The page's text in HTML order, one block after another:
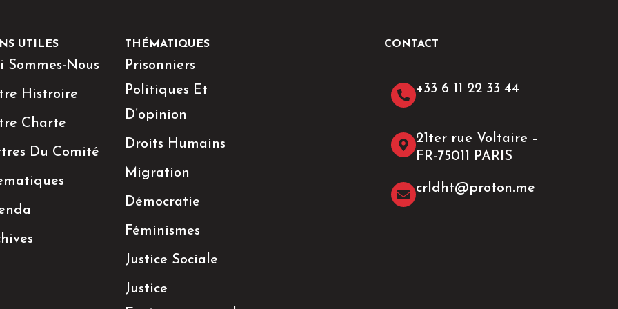
UTILES
Sommes-Nous
Histroire
Charte
Du Comité
THÉMATIQUES
Prisonniers
Politiques Et
D’opinion
Droits Humains
Migration
Démocratie
Féminismes
Justice Sociale
Justice
CONTACT
+33 6 11 22 33 44​
21ter rue Voltaire –
FR-75011 PARIS
crldht@proton.me